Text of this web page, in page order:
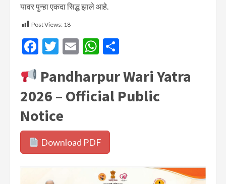
यावर पुन्हा एकदा सिद्ध झाले आहे.
Post Views: 18
Facebook
Twitter
EmailWhatsApp
Pandharpur Wari Yatra
2026 – Official Public
Notice
Download PDF